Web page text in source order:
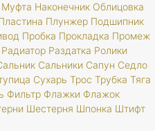
Муфта Наконечник Облицовка
Плунжер Подшипник
Пробка Прокладка Промеж
Радиатор Раздатка Ролики
Сальники Сапун Седло
Сухарь Трос Трубка Тяга
Фильтр Флажки Флажок
Шестерня Шпонка Штифт